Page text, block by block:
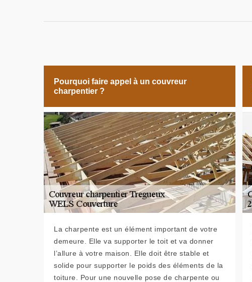
Pourquoi faire appel à un couvreur
charpentier ?
La charpente est un élément important de votre
demeure. Elle va supporter le toit et va donner
l’allure à votre maison. Elle doit être stable et
solide pour supporter le poids des éléments de la
toiture. Pour une nouvelle pose de charpente ou